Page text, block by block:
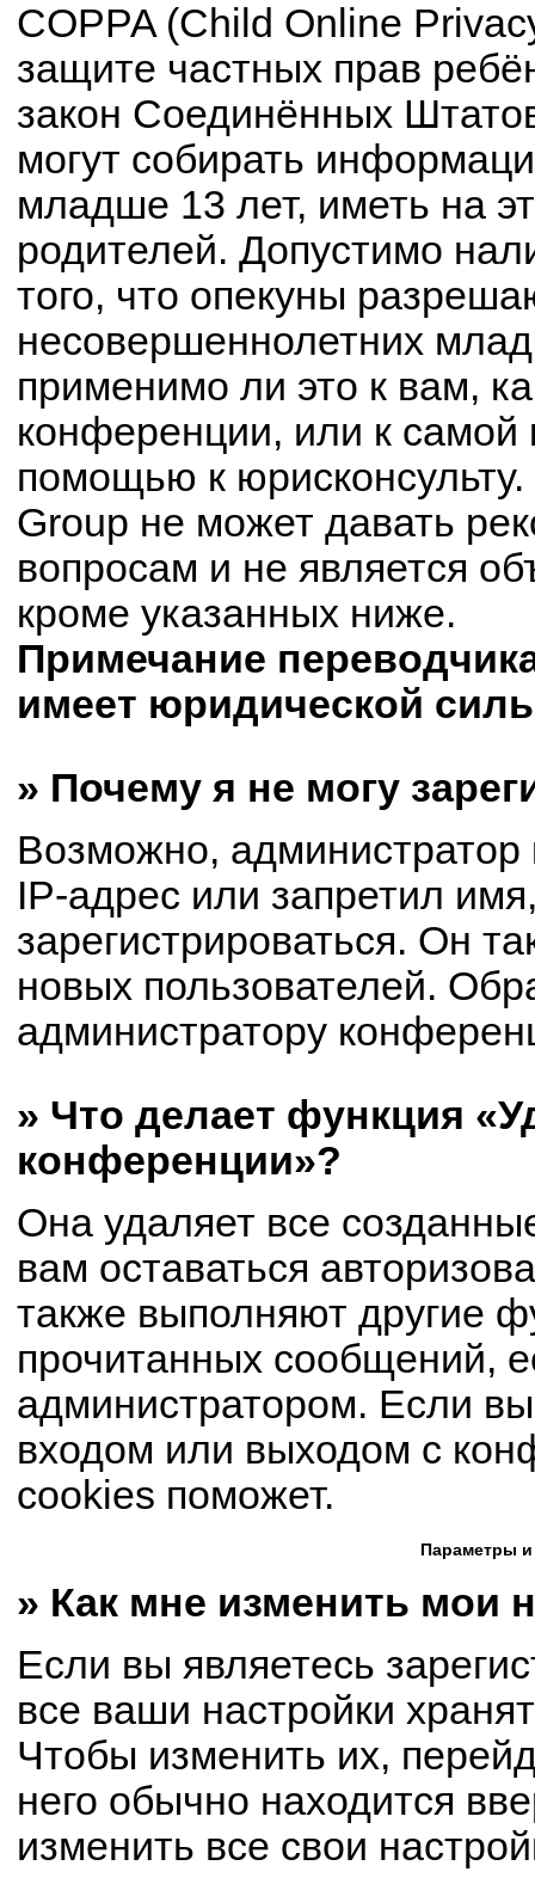
COPPA (Child Online
защите частных прав
закон Соединённых
могут собирать
младше 13 лет, иметь на
родителей. Допустимо
того, что опекуны
несовершеннолетних
применимо ли это к вам,
конференции, или к самой
помощью к
Group не может давать
вопросам и не является
кроме указанных ниже.
Примечание
имеет юридической
» Почему я не могу
Возможно,
IP-адрес или запретил
зарегистрироваться. Он
новых пользователей.
администратору
» Что делает функция
конференции»?
Она удаляет все
вам оставаться
также выполняют другие
прочитанных сообщений,
администратором. Если
входом или выходом с
cookies поможет.
Параметры и
» Как мне изменить мои
Если вы являетесь
все ваши настройки
Чтобы изменить их,
него обычно находится
изменить все свои